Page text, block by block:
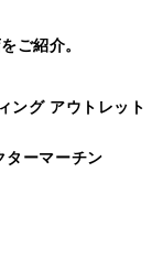
ご紹介。
ング アウトレット
ターマーチン